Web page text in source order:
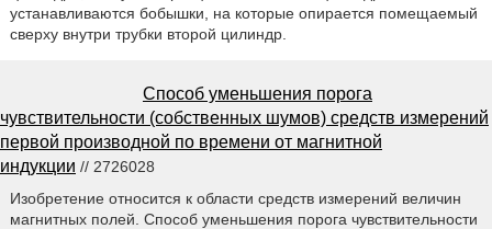
устанавливаются бобышки, на которые опирается помещаемый
сверху внутри трубки второй цилиндр.
Способ уменьшения порога
чувствительности (собственных шумов) средств измерений
первой производной по времени от магнитной
индукции // 2726028
Изобретение относится к области средств измерений величин
магнитных полей. Способ уменьшения порога чувствительности